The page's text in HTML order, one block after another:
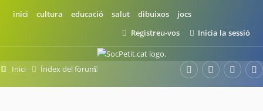
inici cultura educació salut dibuixos
jocs
Inicia la sessió
Registreu-vos
Inici
Índex del fòrum
Bebès de 0 a 12 mesos
La llet